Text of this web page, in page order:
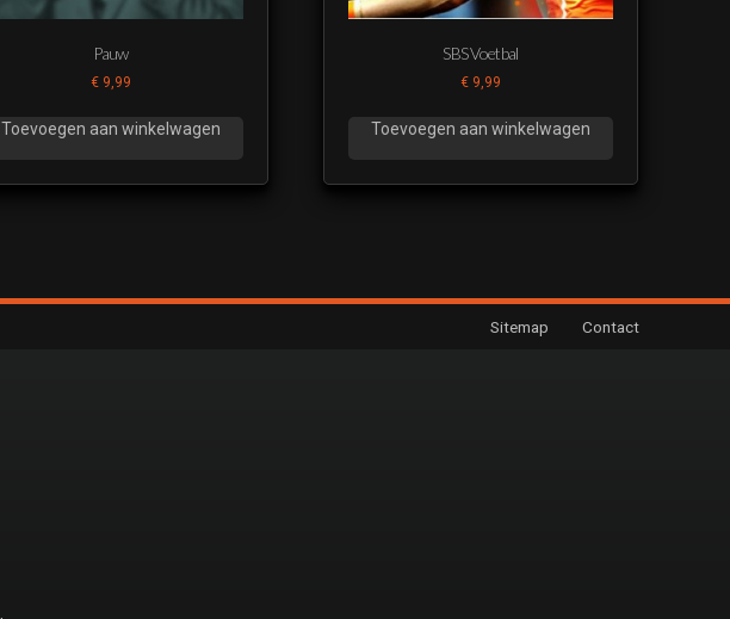
Pauw
€9,99
Toevoegen aan winkelwagen
SBS Voetbal
€9,99
Toevoegen aan winkelwagen
Sitemap Contact